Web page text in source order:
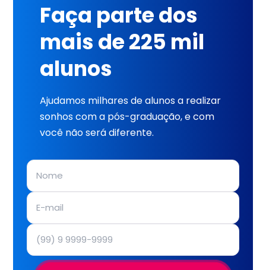
Faça parte dos
mais de 225 mil
alunos
Ajudamos milhares de alunos a realizar
sonhos com a pós-graduação, e com
você não será diferente.